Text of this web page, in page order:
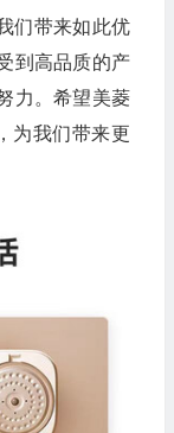
们带来如此优
到高品质的产
力。希望美菱
为我们带来更